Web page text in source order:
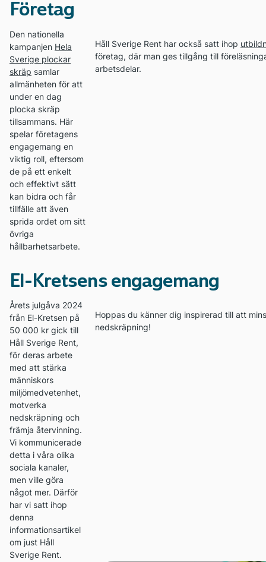
Företag
Den nationella
kampanjen Hela
Sverige plockar
skräp samlar
allmänheten för att
under en dag
plocka skräp
tillsammans. Här
spelar företagens
engagemang en
viktig roll, eftersom
de på ett enkelt
och effektivt sätt
kan bidra och får
tillfälle att även
sprida ordet om sitt
övriga
hållbarhetsarbete.
Håll Sverige Rent har också satt ihop
företag, där man ges tillgång till
arbetsdelar.
El-Kretsens engagemang
Årets julgåva 2024
från El-Kretsen på
50 000 kr gick till
Håll Sverige Rent,
för deras arbete
med att stärka
människors
miljömedvetenhet,
motverka
nedskräpning och
främja återvinning.
Vi kommunicerade
detta i våra olika
sociala kanaler,
men ville göra
något mer. Därför
har vi satt ihop
denna
informationsartikel
om just Håll
Sverige Rent.
Hoppas du känner dig inspirerad till att
nedskräpning!